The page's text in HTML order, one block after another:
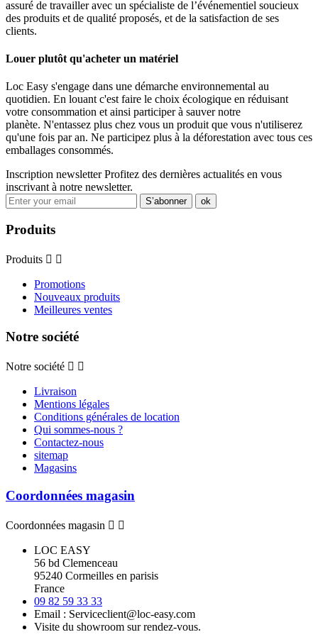
assuré de travailler avec un spécialiste de l’événementiel soucieux
des produits et de qualité proposés, et de la satisfaction de ses
clients.
Louer plutôt qu'acheter un matériel
Loc Easy s'engage dans une démarche environnemental au
quotidien. En louant c'est faire le choix écologique en réduisant
votre consommation et ainsi participer à sauver notre
planète. N'entassez plus chez vous un produit que vous n'utiliserez
qu'une fois par an. Ne participez plus à la déforestation avec tous ces
emballages consommés.
Inscription newsletter Profitez des dernières actualités en vous
inscrivant à notre newsletter.
Produits
Produits  
Promotions
Nouveaux produits
Meilleures ventes
Notre société
Notre société  
Livraison
Mentions légales
Conditions générales de location
Qui sommes-nous ?
Contactez-nous
sitemap
Magasins
Coordonnées magasin
Coordonnées magasin  
LOC EASY
56 bd Clemenceau
95240 Cormeilles en parisis
France
09 82 59 33 33
Email : Serviceclient@loc-easy.com
Visite du showroom sur rendez-vous.